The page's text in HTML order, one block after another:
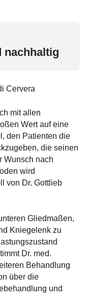
nachhaltig
mit allen
Wert auf eine
den Patienten die
die seinen
Wunsch nach
wird
von Dr. Gottlieb
Gliedmaßen,
Kniegelenk zu
Dr. med.
Behandlung
über die
und